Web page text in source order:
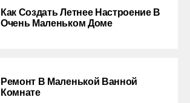
Как Создать Летнее Настроение В
Очень Маленьком Доме
Ремонт В Маленькой Ванной
Комнате